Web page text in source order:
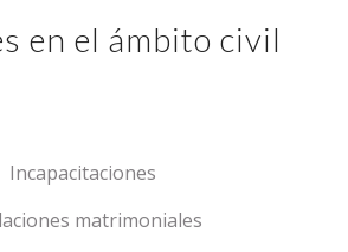
en el ámbito civil
Incapacitaciones
matrimoniales